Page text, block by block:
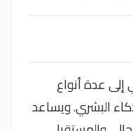
عدة أنواع
البشري. ويساعد